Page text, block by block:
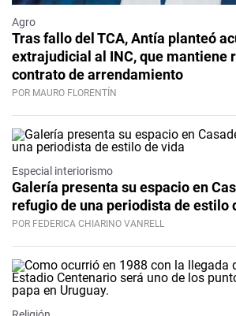
Agro
Tras fallo del TCA, Antía planteó
extrajudicial al INC, que mantiene
contrato de arrendamiento
POR MAURO FLORENTÍN
Especial interiorismo
Galería presenta su espacio en
refugio de una periodista de estilo
POR FEDERICA CHIARINO VANRELL